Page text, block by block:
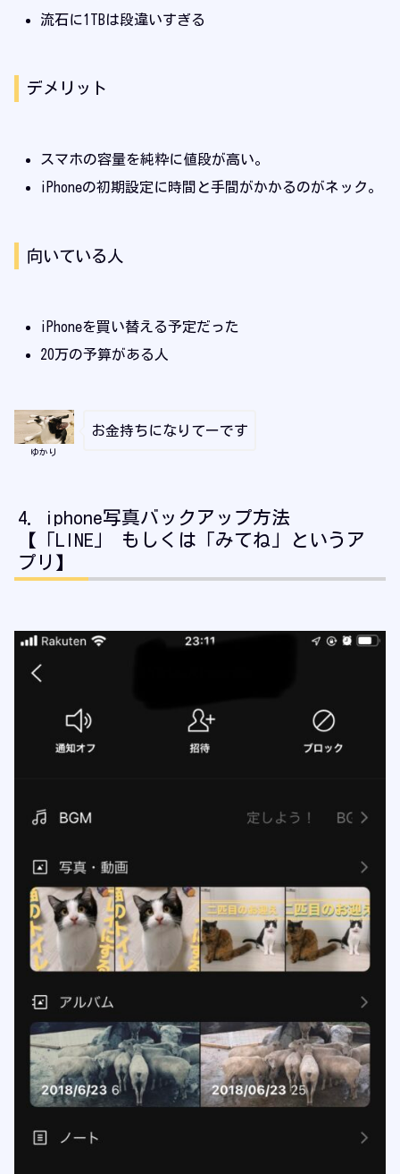
流石に1TBは段違いすぎる
デメリット
スマホの容量を純粋に値段が高い。
iPhoneの初期設定に時間と手間がかかるのがネック。
向いている人
iPhoneを買い替える予定だった
20万の予算がある人
ゆかり
お金持ちになりてーです
iphone写真バックアップ方法
【「LINE」 もしくは「みてね」というア
プリ】